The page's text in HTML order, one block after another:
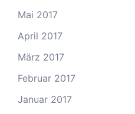
Mai 2017
April 2017
März 2017
Februar 2017
Januar 2017